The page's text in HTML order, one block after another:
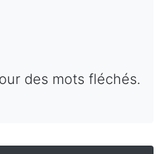
des mots fléchés.